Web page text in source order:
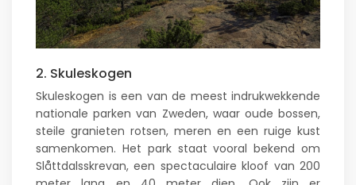
2. Skuleskogen
Skuleskogen is een van de meest indrukwekkende
nationale parken van Zweden, waar oude bossen,
steile granieten rotsen, meren en een ruige kust
samenkomen. Het park staat vooral bekend om
Slåttdalsskrevan, een spectaculaire kloof van 200